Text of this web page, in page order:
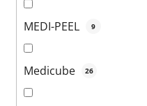
MEDI-PEEL 9
Medicube 26